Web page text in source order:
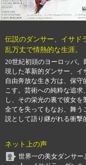
伝説のダンサー、イサド
乱万丈で情熱的な生涯。
20世紀初頭のヨーロッパ
現した革新的ダンサー、イ
自由奔放な生き方は、保守
こす。芸術への純粋な追
し、その栄光の裏で彼女を
全てを失ってもなお、舞う
説として語り継がれる衝撃
ネット上の声
世界一の美女ダンサー